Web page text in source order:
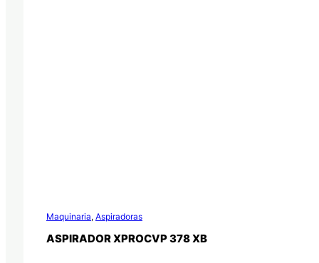
Maquinaria, Aspiradoras
ASPIRADOR XPROCVP 378 XB